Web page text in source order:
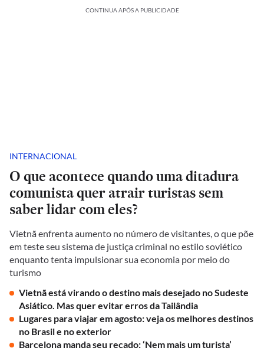
CONTINUA APÓS A PUBLICIDADE
INTERNACIONAL
O que acontece quando uma ditadura
comunista quer atrair turistas sem
saber lidar com eles?
Vietnã enfrenta aumento no número de visitantes, o que põe
em teste seu sistema de justiça criminal no estilo soviético
enquanto tenta impulsionar sua economia por meio do
turismo
Vietnã está virando o destino mais desejado no Sudeste
Asiático. Mas quer evitar erros da Tailândia
Lugares para viajar em agosto: veja os melhores destinos
no Brasil e no exterior
Barcelona manda seu recado: ‘Nem mais um turista’